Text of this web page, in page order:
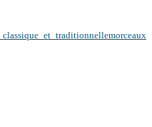
classique et traditionnellemorceaux